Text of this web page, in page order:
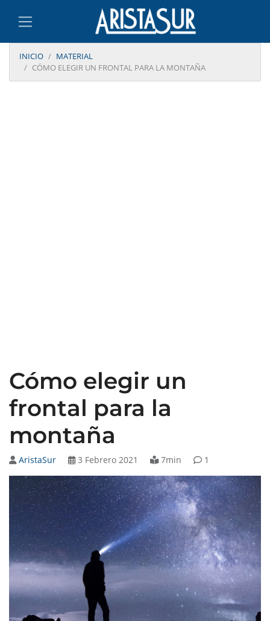
INICIO
MATERIAL
CÓMO ELEGIR UN FRONTAL PARA LA MONTAÑA
Cómo elegir un
frontal para la
montaña
AristaSur 3 Febrero 2021 7min 1